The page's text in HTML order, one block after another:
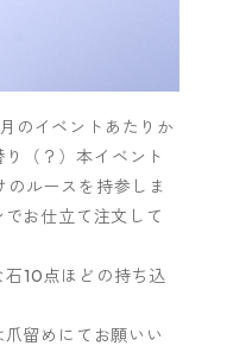
のイベントあたりか
（？）本イベント
ルースを持参しま
お仕立て注文して
10点ほどの持ち込
留めにてお願いい